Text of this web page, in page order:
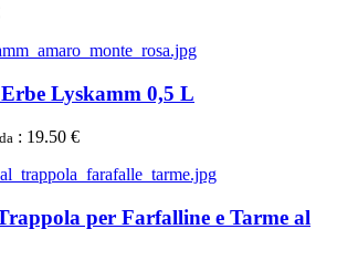
Lyskamm 0,5 L
: 19.50 €
per Farfalline e Tarme al